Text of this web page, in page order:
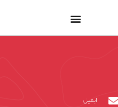
ایمیل